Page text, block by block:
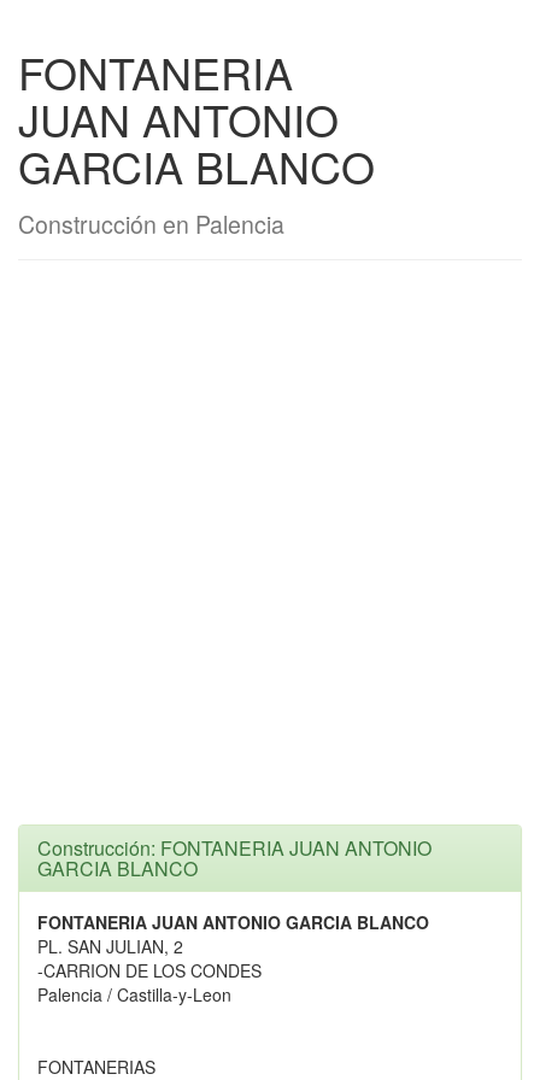
FONTANERIA
JUAN ANTONIO
GARCIA BLANCO
Construcción en Palencia
Construcción: FONTANERIA JUAN ANTONIO
GARCIA BLANCO
FONTANERIA JUAN ANTONIO GARCIA BLANCO
PL. SAN JULIAN, 2
-CARRION DE LOS CONDES
Palencia / Castilla-y-Leon
FONTANERIAS